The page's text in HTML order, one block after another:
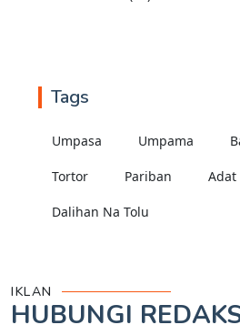
Tags
Umpasa Umpama
Tortor Pariban Adat
Dalihan Na Tolu
IKLAN
HUBUNGI